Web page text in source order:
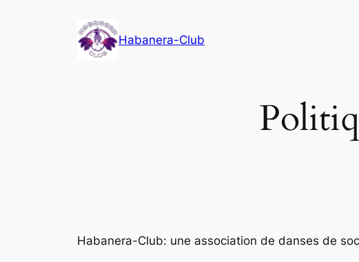
Habanera-Club
Habanera-Club: une association de danses de